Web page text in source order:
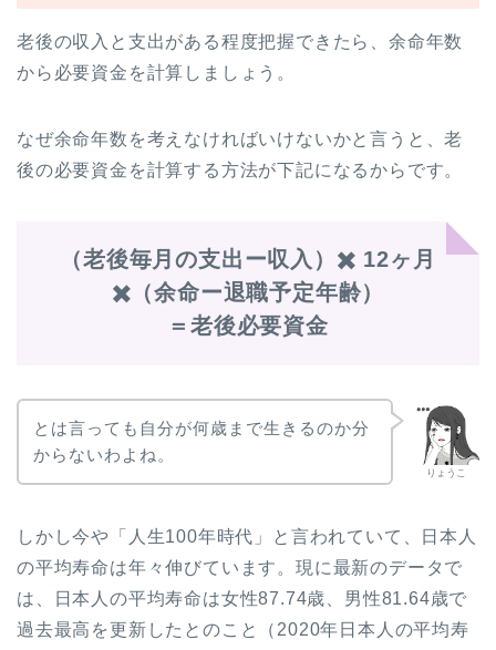
老後の収入と支出がある程度把握できたら、余命年数
から必要資金を計算しましょう。
なぜ余命年数を考えなければいけないかと言うと、老
後の必要資金を計算する方法が下記になるからです。
（老後毎月の支出ー収入）✖️ 12ヶ月
✖️（余命ー退職予定年齢）
＝老後必要資金
りょうこ
とは言っても自分が何歳まで生きるのか分
からないわよね。
しかし今や「人生100年時代」と言われていて、日本人
の平均寿命は年々伸びています。現に最新のデータで
は、日本人の平均寿命は女性87.74歳、男性81.64歳で
過去最高を更新したとのこと（2020年日本人の平均寿